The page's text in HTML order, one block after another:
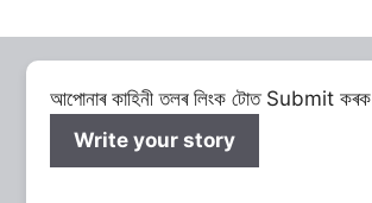
আপোনাৰ কাহিনী তলৰ লিংক টোত Submit কৰক
Write your story